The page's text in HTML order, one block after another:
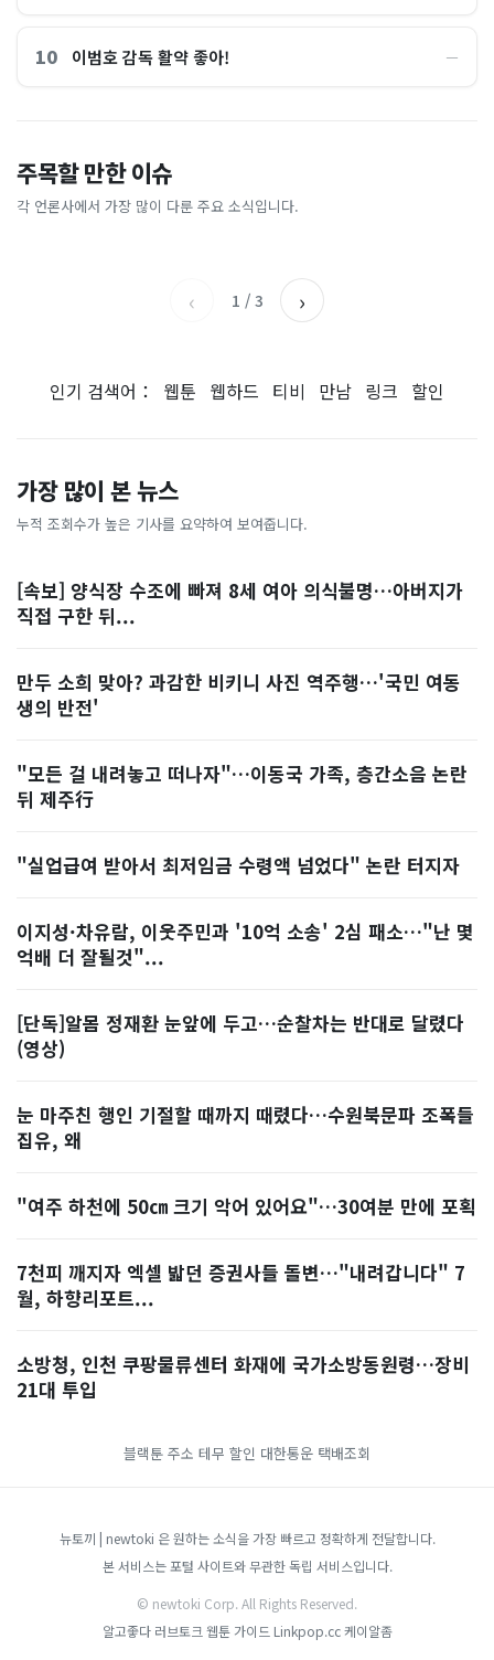
10 이범호 감독 활약 좋아! ―
주목할 만한 이슈
각 언론사에서 가장 많이 다룬 주요 소식입니다.
홈플러스, 2000억원으로 '시
간'을 샀다
비즈워치
왜?매일경제
[날씨] 오늘 밤 또 내린다...내
륙 중심 최대 150mm
졌다...국산 53개 중소기업이
‹ 1 / 3 ›
인기 검색어： 웹툰 웹하드 티비 만남 링크 할인
가장 많이 본 뉴스
누적 조회수가 높은 기사를 요약하여 보여줍니다.
[속보] 양식장 수조에 빠져 8세 여아 의식불명…아버지가
직접 구한 뒤...
만두 소희 맞아? 과감한 비키니 사진 역주행…'국민 여동
생의 반전'
"모든 걸 내려놓고 떠나자"…이동국 가족, 층간소음 논란
뒤 제주行
"실업급여 받아서 최저임금 수령액 넘었다" 논란 터지자
이지성·차유람, 이웃주민과 '10억 소송' 2심 패소…"난 몇
억배 더 잘될것"...
[단독]알몸 정재환 눈앞에 두고…순찰차는 반대로 달렸다
(영상)
눈 마주친 행인 기절할 때까지 때렸다…수원북문파 조폭들
집유, 왜
"여주 하천에 50㎝ 크기 악어 있어요"…30여분 만에 포획
7천피 깨지자 엑셀 밟던 증권사들 돌변…"내려갑니다" 7
월, 하향리포트...
소방청, 인천 쿠팡물류센터 화재에 국가소방동원령…장비
21대 투입
블랙툰 주소 테무 할인 대한통운 택배조회
뉴토끼 | newtoki 은 원하는 소식을 가장 빠르고 정확하게 전달합니다.
본 서비스는 포털 사이트와 무관한 독립 서비스입니다.
© newtoki Corp. All Rights Reserved.
알고좋다 러브토크 웹툰 가이드 Linkpop.cc 케이알좀